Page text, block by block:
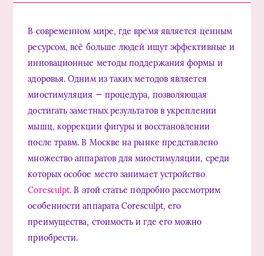
В современном мире, где время является ценным
ресурсом, всё больше людей ищут эффективные и
инновационные методы поддержания формы и
здоровья. Одним из таких методов является
миостимуляция — процедура, позволяющая
достигать заметных результатов в укреплении
мышц, коррекции фигуры и восстановлении
после травм. В Москве на рынке представлено
множество аппаратов для миостимуляции, среди
которых особое место занимает устройство
Coresculpt. В этой статье подробно рассмотрим
особенности аппарата Coresculpt, его
преимущества, стоимость и где его можно
приобрести.